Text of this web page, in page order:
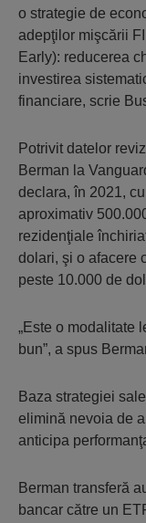
o strategie de
adepţilor mişcării
Early): reducerea
investirea
financiare, scrie
Potrivit datelor
Berman la
declara, în 2021,
aproximativ
rezidenţiale
dolari, şi o afacere
peste 10.000 de
„Este o modalitate
bun”, a spus
Baza strategiei
elimină nevoia de
anticipa
Berman transferă
bancar către un